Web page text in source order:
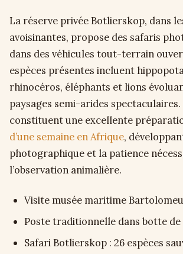
La réserve privée Botlierskop, dans
avoisinantes, propose des safaris
dans des véhicules tout-terrain
espèces présentes incluent
rhinocéros, éléphants et lions
paysages semi-arides
constituent une excellente
d’une semaine en Afrique,
photographique et la patience
l’observation animalière.
Visite musée maritime
Poste traditionnelle dans botte
Safari Botlierskop : 26 espèces